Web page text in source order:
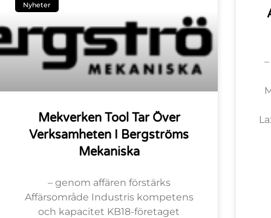
Nyheter
Mekverken Tool Tar Över
Verksamheten I Bergströms
Mekaniska
– genom affären förstärks
Affärsområde Industris kompetens
och kapacitet KB18-företaget